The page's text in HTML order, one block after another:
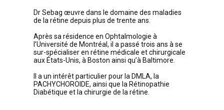
Dr Sebag œuvre dans le domaine des maladies
de la rétine depuis plus de trente ans.
Après sa résidence en Ophtalmologie à
l’Université de Montréal, il a passé trois ans à se
sur-spécialiser en rétine médicale et chirurgicale
aux États-Unis, à Boston ainsi qu’à Baltimore.
Il a un intérêt particulier pour la DMLA, la
PACHYCHOROIDE, ainsi que la Rétinopathie
Diabétique et la chirurgie de la rétine.